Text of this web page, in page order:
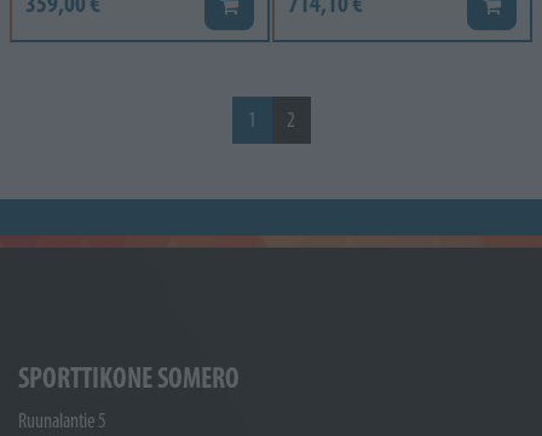
Lisää koriin Lisää
1 2
SPORTTIKONE SOMERO
Ruunalantie 5